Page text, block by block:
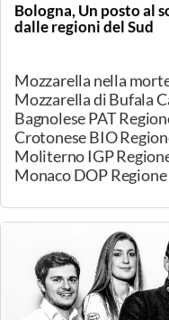
idromele, miele e vini.
un'interpretazione
15/03/2025
CaseoArt Trofeo San